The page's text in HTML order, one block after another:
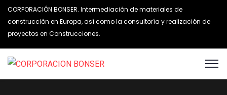
CORPORACIÓN BONSER. Intermediación de materiales de
construcción en Europa, así como la consultoría y realización de
proyectos en Construcciones.